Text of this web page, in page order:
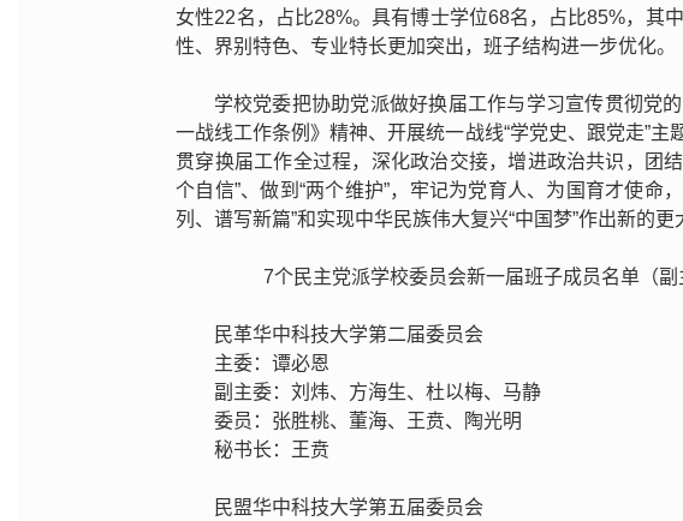
女性22名，占比28%。具有博士学位68名，占比85%，其
性、界别特色、专业特长更加突出，班子结构进一步优化。
学校党委把协助党派做好换届工作与学习宣传贯彻党
一战线工作条例》精神、开展统一战线“学党史、跟党走”
贯穿换届工作全过程，深化政治交接，增进政治共识，团
个自信”、做到“两个维护”，牢记为党育人、为国育才使命
列、谱写新篇”和实现中华民族伟大复兴“中国梦”作出新的更
7个民主党派学校委员会新一届班子成员名单（
民革华中科技大学第二届委员会
主委：谭必恩
副主委：刘炜、方海生、杜以梅、马静
委员：张胜桃、董海、王贲、陶光明
秘书长：王贲
民盟华中科技大学第五届委员会